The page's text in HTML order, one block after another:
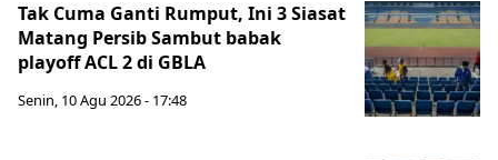
Tak Cuma Ganti Rumput, Ini 3 Siasat
Matang Persib Sambut babak
playoff ACL 2 di GBLA
Senin, 10 Agu 2026 - 17:48